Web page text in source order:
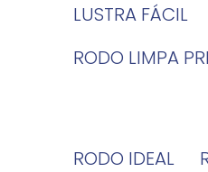
LUSTRA FÁCIL
RODO LIMPA
RODO IDEAL